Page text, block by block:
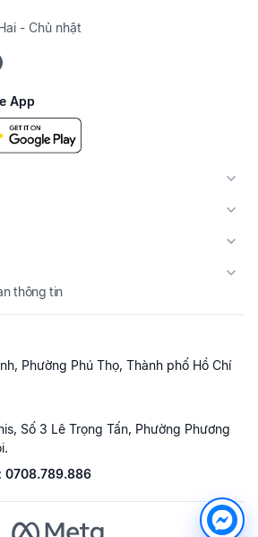
- Chủ nhật
App
thông tin
Phường Phú Thọ, Thành phố Hồ Chí
Số 3 Lê Trọng Tấn, Phường Phương
0708.789.886